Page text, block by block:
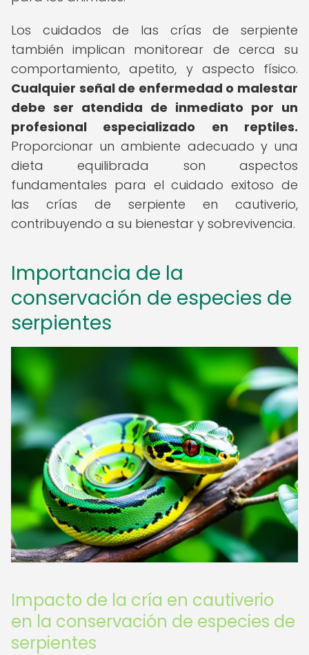
Los cuidados de las crías de serpiente
también implican monitorear de cerca su
comportamiento, apetito, y aspecto físico.
Cualquier señal de enfermedad o malestar
debe ser atendida de inmediato por un
profesional especializado en reptiles.
Proporcionar un ambiente adecuado y una
dieta equilibrada son aspectos
fundamentales para el cuidado exitoso de
las crías de serpiente en cautiverio,
contribuyendo a su bienestar y sobrevivencia.
Importancia de la
conservación de especies de
serpientes
Impacto de la cría en cautiverio
en la conservación de especies de
serpientes